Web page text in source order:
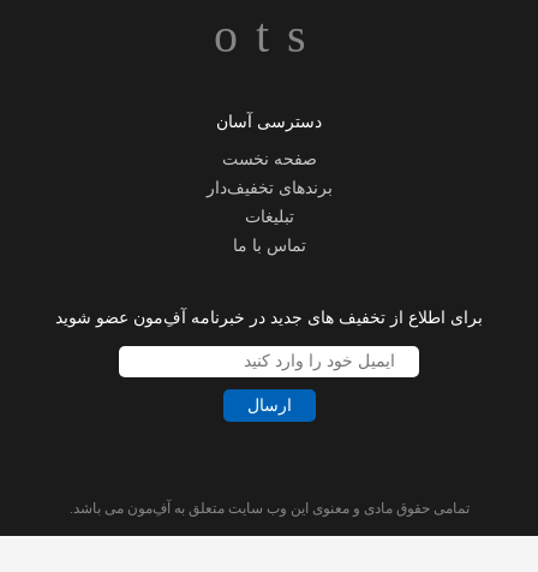
دسترسی آسان
صفحه نخست
برندهای تخفیف‌دار
تبلیغات
تماس با ما
برای اطلاع از تخفیف های جدید در خبرنامه آفِ‌مون عضو شوید
ارسال
تمامی حقوق مادی و معنوی این وب سایت متعلق به آفِ‌مون می باشد.